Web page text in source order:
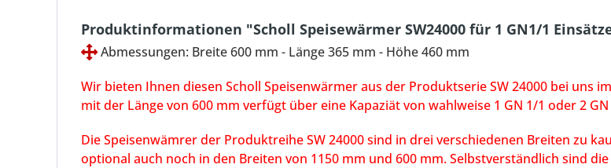
Produktinformationen "Scholl Speisewärmer SW24000 für 1 GN1/1
Abmessungen: Breite 600 mm - Länge 365 mm - Höhe 460 mm
Wir bieten Ihnen diesen Scholl Speisenwärmer aus der Produktserie SW 24000 bei uns im
mit der Länge von 600 mm verfügt über eine Kapaziät von wahlweise 1 GN 1/1 oder 2
Die Speisenwämrer der Produktreihe SW 24000 sind in drei verschiedenen Breiten zu
optional auch noch in den Breiten von 1150 mm und 600 mm. Selbstverständlich sind